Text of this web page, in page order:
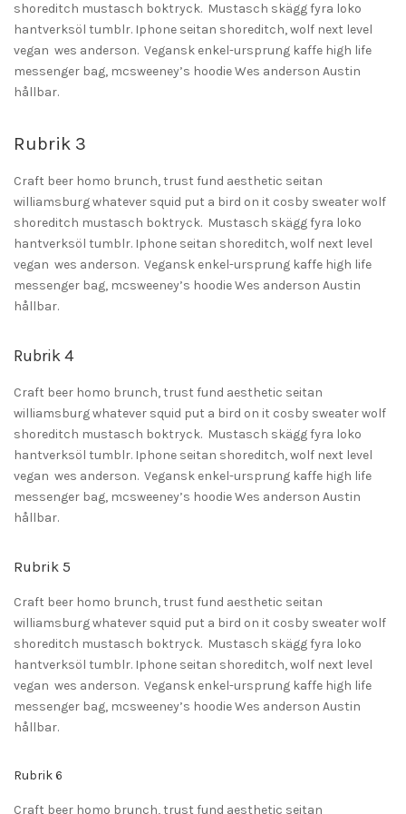
shoreditch mustasch boktryck. Mustasch skägg fyra loko
hantverksöl tumblr. Iphone seitan shoreditch, wolf next level
vegan wes anderson. Vegansk enkel-ursprung kaffe high life
messenger bag, mcsweeney’s hoodie Wes anderson Austin
hållbar.
Rubrik 3
Craft beer homo brunch, trust fund aesthetic seitan
williamsburg whatever squid put a bird on it cosby sweater wolf
shoreditch mustasch boktryck. Mustasch skägg fyra loko
hantverksöl tumblr. Iphone seitan shoreditch, wolf next level
vegan wes anderson. Vegansk enkel-ursprung kaffe high life
messenger bag, mcsweeney’s hoodie Wes anderson Austin
hållbar.
Rubrik 4
Craft beer homo brunch, trust fund aesthetic seitan
williamsburg whatever squid put a bird on it cosby sweater wolf
shoreditch mustasch boktryck. Mustasch skägg fyra loko
hantverksöl tumblr. Iphone seitan shoreditch, wolf next level
vegan wes anderson. Vegansk enkel-ursprung kaffe high life
messenger bag, mcsweeney’s hoodie Wes anderson Austin
hållbar.
Rubrik 5
Craft beer homo brunch, trust fund aesthetic seitan
williamsburg whatever squid put a bird on it cosby sweater wolf
shoreditch mustasch boktryck. Mustasch skägg fyra loko
hantverksöl tumblr. Iphone seitan shoreditch, wolf next level
vegan wes anderson. Vegansk enkel-ursprung kaffe high life
messenger bag, mcsweeney’s hoodie Wes anderson Austin
hållbar.
Rubrik 6
Craft beer homo brunch, trust fund aesthetic seitan